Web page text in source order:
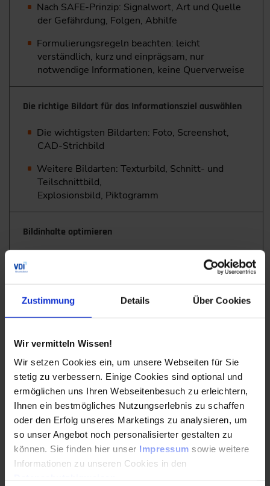
Zustimmung Details Über Cookies
Wir vermitteln Wissen!
Wir setzen Cookies ein, um unsere Webseiten für Sie
stetig zu verbessern. Einige Cookies sind optional und
ermöglichen uns Ihren Webseitenbesuch zu erleichtern,
Ihnen ein bestmögliches Nutzungserlebnis zu schaffen
oder den Erfolg unseres Marketings zu analysieren, um
so unser Angebot noch personalisierter gestalten zu
können. Sie finden hier unser Impressum sowie weitere
Informationen zu unseren Cookies in den
Nach SAFE-Prinzip: Signalwort, Art und Quelle
der Gefährdung, Folgen, Abhilfe
Formulierungsregeln beachten: leicht
verständlich, kurz und einprägsam, nur
notwendige Informationen, keine Querverweise
Die richtige Bildart für das Informationsziel auswählen
Die wichtigsten Bildarten: Foto, Screenshot,
CAD-Strichbild
Weitere Bildarten: Texturbild, Schnitt- und
Teilschnittbild,
Explosionsbild, Piktogramm
Bildinhalte optimieren
Gestaltgesetzen zu analysieren und zu
verbessern
Hände, Pfeile oder beides?
Bildinhalten
Text und Bild verknüpfen: Mit
Bildunterschriften, durch Layout, durch Ziffern
und Hinweislinien
Erstellungsaufwand bei der Bildgestaltung gering halten
Wann Sie Bilder brauchen und wann nicht